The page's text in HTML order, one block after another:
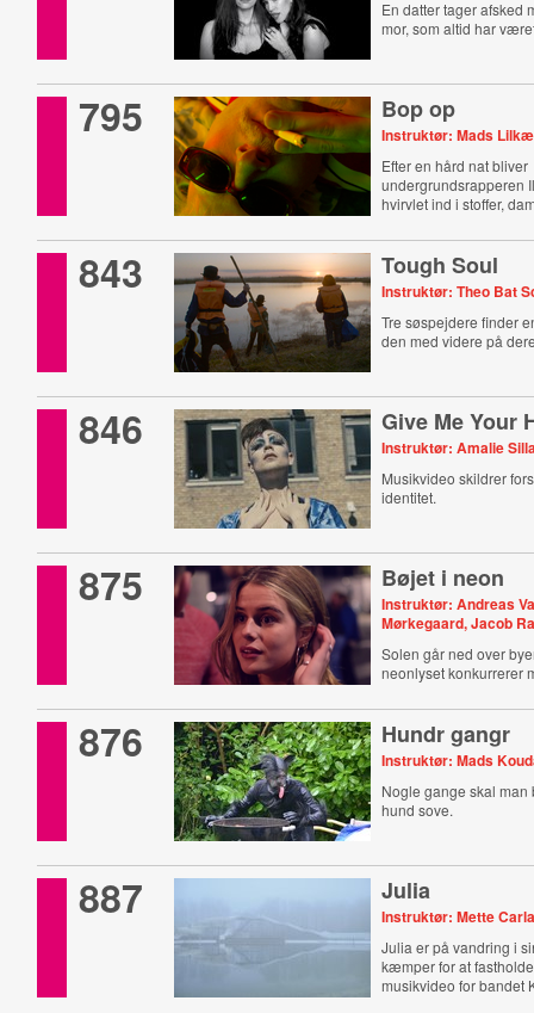
En datter tager afsked
mor, som altid har
795 Bop op
Instruktør: Mads
Efter en hård nat bliver
undergrundsrapperen
hvirvlet ind i stoffer,
843 Tough Soul
Instruktør: Theo Bat
Tre søspejdere finder
den med videre på
846 Give Me Your
Instruktør: Amalie
Musikvideo skildrer
identitet.
875 Bøjet i neon
Instruktør: Andreas
Mørkegaard, Jacob
Solen går ned over
neonlyset konkurrerer
876 Hundr gangr
Instruktør: Mads
Nogle gange skal man
hund sove.
887 Julia
Instruktør: Mette
Julia er på vandring i
kæmper for at
musikvideo for bandet